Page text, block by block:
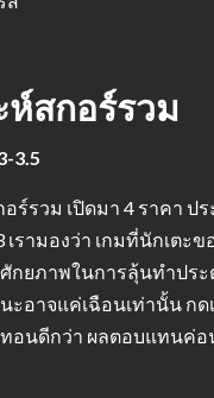
ห์สกอร์รวม
3.5
ร์รวม เปิดมา 4 ราคา ปร
เรามองว่า เกมที่นักเตะ
กยภาพในการลุ้นทำปร
ะอาจแค่เฉือนเท่านั้น กด
อนดีกว่า ผลตอบแทนค่อ